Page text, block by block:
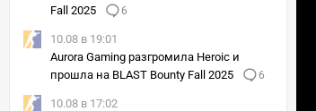
Fall 2025
6
10.08 в 19:01
Aurora Gaming разгромила Heroic и
прошла на BLAST Bounty Fall 2025
6
10.08 в 17:02